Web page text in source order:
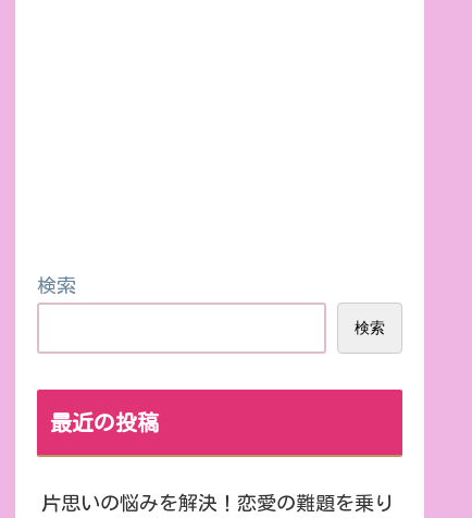
検索
検索
最近の投稿
片思いの悩みを解決！恋愛の難題を乗り